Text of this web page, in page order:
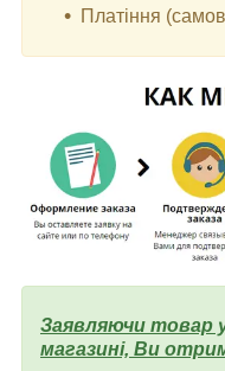
Платіння
Заявляючи товар
магазині, Ви